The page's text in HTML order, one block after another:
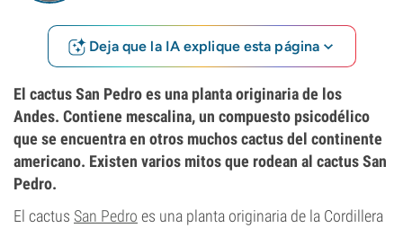
Deja que la IA explique esta página
El cactus San Pedro es una planta originaria de los
Andes. Contiene mescalina, un compuesto psicodélico
que se encuentra en otros muchos cactus del continente
americano. Existen varios mitos que rodean al cactus San
Pedro.
El cactus San Pedro es una planta originaria de la Cordillera